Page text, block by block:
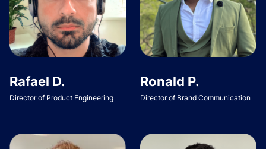
Rafael D.
Director of Product Engineering
Ronald P.
Director of Brand Communication